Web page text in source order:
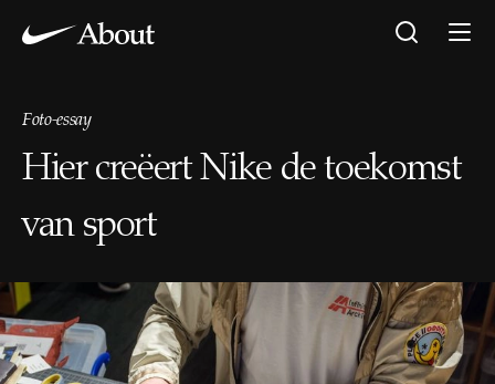
Foto-essay
Hier creëert Nike de toekomst
van sport